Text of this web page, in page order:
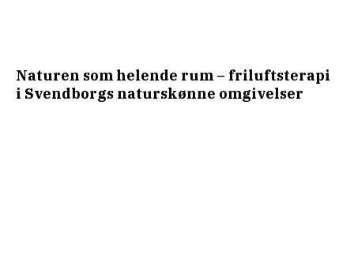
Naturen som helende rum – friluftsterapi
i Svendborgs naturskønne omgivelser